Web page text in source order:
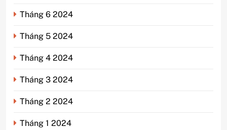
Tháng 6 2024
Tháng 5 2024
Tháng 4 2024
Tháng 3 2024
Tháng 2 2024
Tháng 1 2024